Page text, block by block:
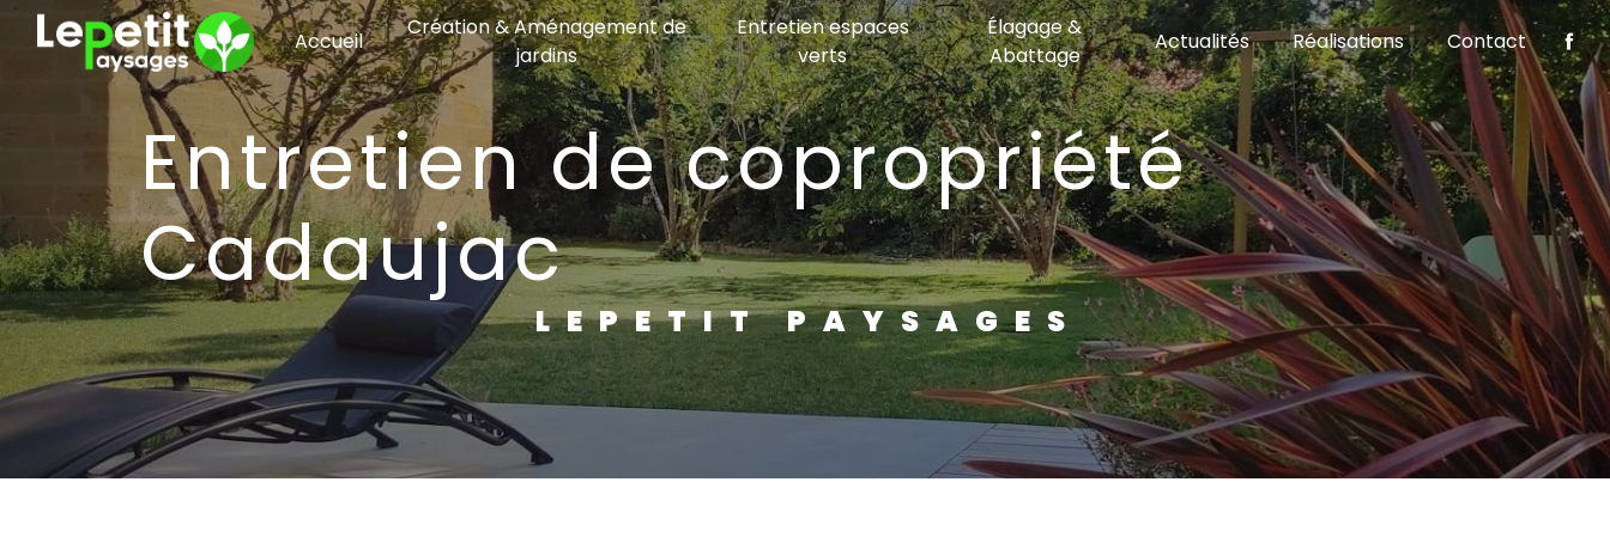
Accueil
Création & Aménagement de
jardins
Entretien espaces
verts
Élagage &
Abattage
Actualités Réalisations Contact
Entretien de copropriété
Cadaujac
LEPETIT PAYSAGES
Panneau de gestion des cookies